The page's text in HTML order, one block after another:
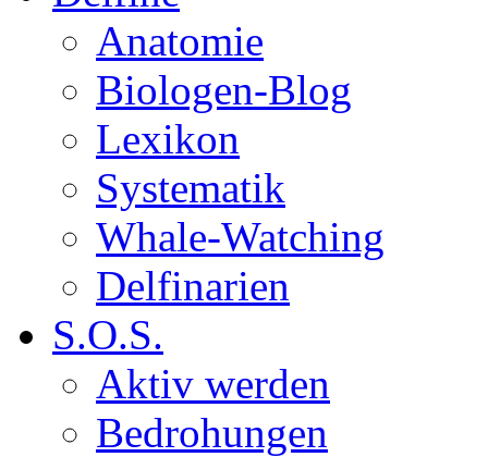
Anatomie
Biologen-Blog
Lexikon
Systematik
Whale-Watching
Delfinarien
S.O.S.
Aktiv werden
Bedrohungen